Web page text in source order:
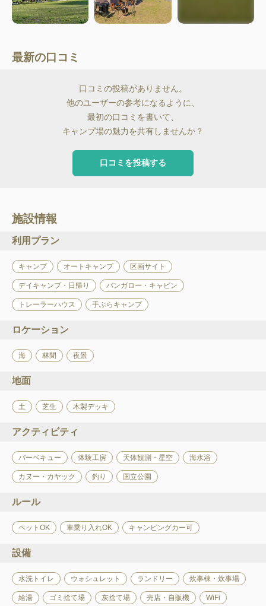
最新の口コミ
口コミの投稿がありません。
他のユーザーの参考になるように、
最初の口コミを書いて、
キャンプ場の魅力を共有しませんか？
口コミを投稿する
施設情報
利用プラン
キャンプ オートキャンプ 区画サイト
デイキャンプ・日帰り バンガロー・キャビン
トレーラーハウス 手ぶらキャンプ
ロケーション
海 林間 夜景
地面
土 芝生 木製デッキ
アクティビティ
バーベキュー 体験工房 天体観測・星空 海水浴
カヌー・カヤック 釣り 国立公園
ルール
ペットOK 車乗り入れOK キャンピングカー可
設備
水洗トイレ ウォシュレット ランドリー 炊事棟・炊事場
給湯 ゴミ捨て場 灰捨て場 売店・自販機 WiFi